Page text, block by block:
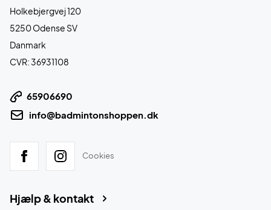
Holkebjergvej 120
5250 Odense SV
Danmark
CVR: 36931108
65906690
info@badmintonshoppen.dk
Cookies
Hjælp & kontakt